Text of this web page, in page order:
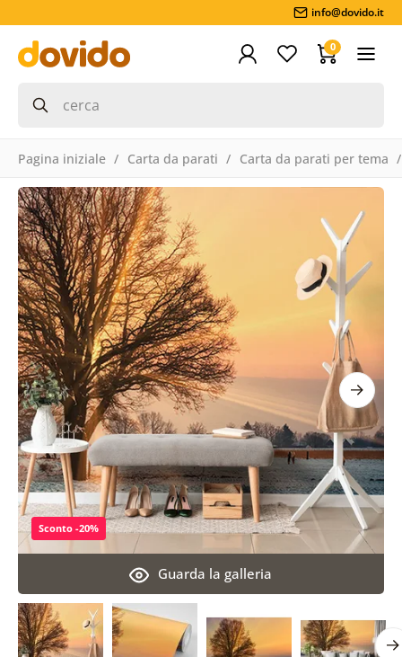
info@dovido.it
0
Pagina iniziale Carta da parati Carta da parati per tema
Guarda la galleria
Sconto -20%